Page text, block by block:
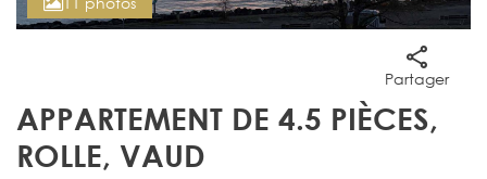
APPARTEMENT DE 4.5 PIÈCES,
ROLLE, VAUD
Partager